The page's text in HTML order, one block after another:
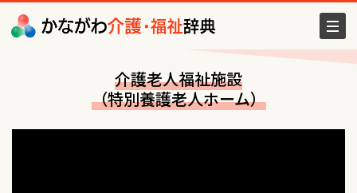
介護老人福祉施設
（特別養護老人ホーム）